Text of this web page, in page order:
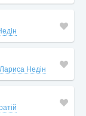
Лариса Недін